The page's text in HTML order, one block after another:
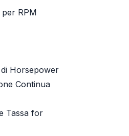
RPM
Horsepower
Continua
Tassa for